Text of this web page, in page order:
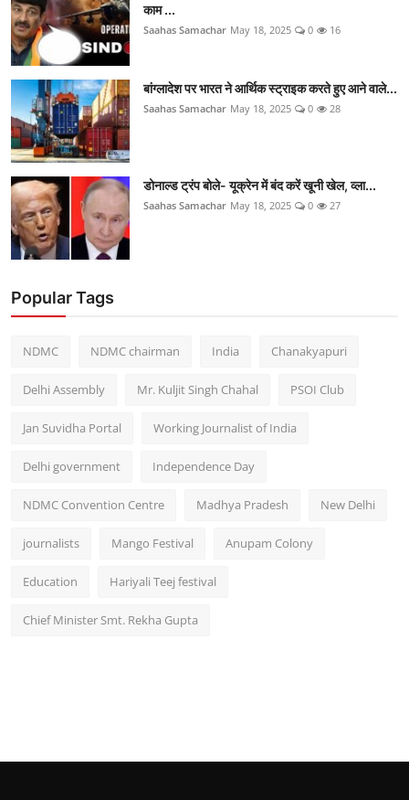
काम ...
Saahas Samachar May 18, 2025 0 16
बांग्लादेश पर भारत ने आर्थिक स्ट्राइक करते हुए आने वाले...
Saahas Samachar May 18, 2025 0 28
डोनाल्ड ट्रंप बोले- यूक्रेन में बंद करें खूनी खेल, व्ला...
Saahas Samachar May 18, 2025 0 27
Popular Tags
NDMC NDMC chairman India Chanakyapuri
Delhi Assembly Mr. Kuljit Singh Chahal PSOI Club
Jan Suvidha Portal Working Journalist of India
Delhi government Independence Day
NDMC Convention Centre Madhya Pradesh New Delhi
journalists Mango Festival Anupam Colony
Education Hariyali Teej festival
Chief Minister Smt. Rekha Gupta